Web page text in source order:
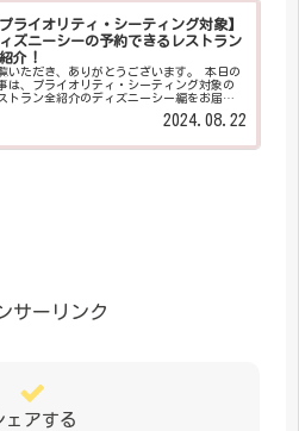
プライオリティ・シーティング対象】
ズニーシーの予約できるレストラン
介！
いただき、ありがとうございます。 本日の
は、プライオリティ・シーティング対象の
トラン全紹介のディズニーシー編をお届け
は、「ホライズンベイ・レストラン」「S.S.コ
ェルト・ラウンジ」「マゼランズ」「レス
2024.08.22
サーリンク
ェアする